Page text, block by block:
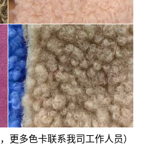
更多色卡联系我司工作人员）